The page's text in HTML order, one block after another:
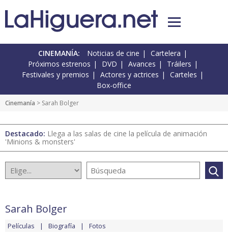
CINEMANÍA: Noticias de cine
Cartelera
Próximos estrenos
DVD Avances
Tráilers
Festivales y premios
Actores y actrices
Carteles
Box-office
Cinemanía > Sarah Bolger
Destacado: Llega a las salas de cine la película de animación
'Minions & monsters'
Sarah Bolger
Películas Biografía Fotos